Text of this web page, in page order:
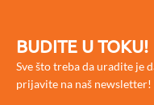
BUDITE U TOKU!
Sve što treba da uradite je
prijavite na naš newsletter!